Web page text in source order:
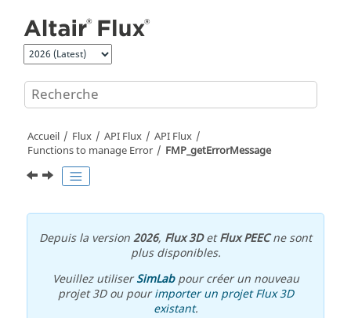
Accueil Flux API Flux
API Flux
Functions to manage Error
FMP_getErrorMessage
Depuis la version2026, Flux 3DetFlux PEECne sont
plus disponibles.
Veuillez utiliserSimLabpour créer un nouveau
projet 3D ou pourimporter un projet Flux 3D
existant.